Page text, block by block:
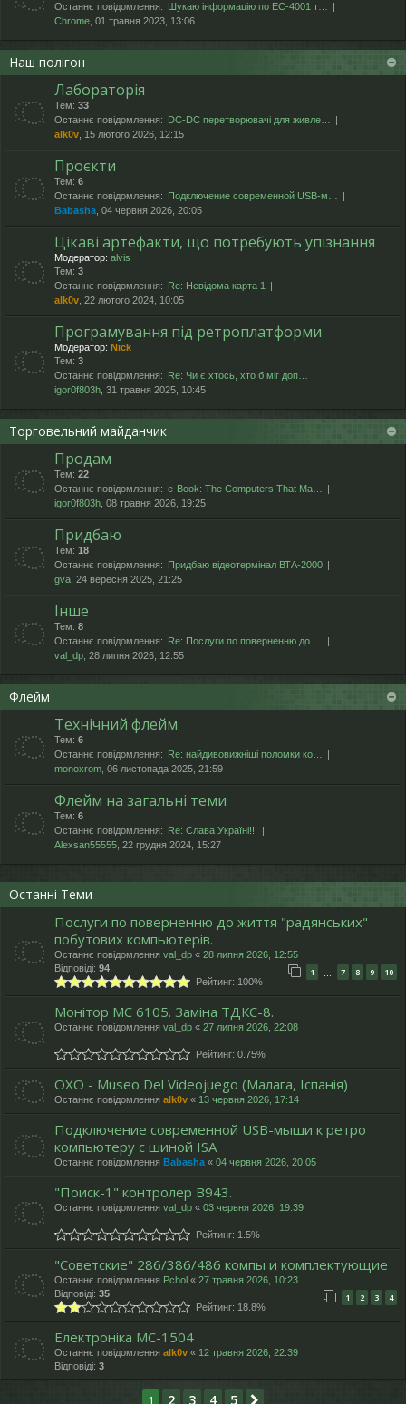
Останнє повідомлення:
Шукаю інформацію по ЕС-4001 т…
Chrome , 01 травня 2023, 13:06
Наш полігон
Лабораторія
Тем: 33
Останнє повідомлення:
DC-DC перетворювачі для живле…
alk0v , 15 лютого 2026, 12:15
Проєкти
Тем: 6
Останнє повідомлення:
Подключение современной USB-м…
Babasha , 04 червня 2026, 20:05
Цікаві артефакти, що потребують упізнання
Модератор: alvis
Тем: 3
Останнє повідомлення:
Re: Невідома карта 1
alk0v , 22 лютого 2024, 10:05
Програмування під ретроплатформи
Модератор: Nick
Тем: 3
Останнє повідомлення:
Re: Чи є хтось, хто б міг доп…
igor0f803h , 31 травня 2025, 10:45
Торговельний майданчик
Продам
Тем: 22
Останнє повідомлення: e-Book: The Computers That Ma…
igor0f803h , 08 травня 2026, 19:25
Придбаю
Тем: 18
Останнє повідомлення:
Придбаю відеотермінал ВТА-2000
gva , 24 вересня 2025, 21:25
Інше
Тем: 8
Останнє повідомлення:
Re: Послуги по поверненню до …
val_dp , 28 липня 2026, 12:55
Флейм
Технічний флейм
Тем: 6
Останнє повідомлення:
Re: найдивовижніші поломки ко…
monoxrom , 06 листопада 2025, 21:59
Флейм на загальні теми
Тем: 6
Останнє повідомлення:
Re: Слава Україні!!!
Alexsan55555 , 22 грудня 2024, 15:27
Останні Теми
Послуги по поверненню до життя "радянських"
побутових компьютерів.
Останнє повідомлення val_dp « 28 липня 2026, 12:55
Відповіді: 94 1 … 7 8 9 10
Рейтинг: 100%
Монітор МС 6105. Заміна ТДКС-8.
Останнє повідомлення val_dp « 27 липня 2026, 22:08
Рейтинг: 0.75%
OXO - Museo Del Videojuego (Малага, Іспанія)
Останнє повідомлення alk0v « 13 червня 2026, 17:14
Подключение современной USB-мыши к ретро
компьютеру с шиной ISA
Останнє повідомлення Babasha « 04 червня 2026, 20:05
"Поиск-1" контролер В943.
Останнє повідомлення val_dp « 03 червня 2026, 19:39
Рейтинг: 1.5%
"Cоветские" 286/386/486 компы и комплектующие
Останнє повідомлення Pchol « 27 травня 2026, 10:23
Відповіді: 35 1 2 3 4
Рейтинг: 18.8%
Електроніка МС-1504
Останнє повідомлення alk0v « 12 травня 2026, 22:39
Відповіді: 3
1 2 3 4 5